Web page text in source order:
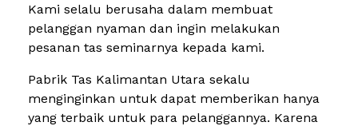
Kami selalu berusaha dalam membuat
pelanggan nyaman dan ingin melakukan
pesanan tas seminarnya kepada kami.
Pabrik Tas Kalimantan Utara sekalu
menginginkan untuk dapat memberikan hanya
yang terbaik untuk para pelanggannya. Karena